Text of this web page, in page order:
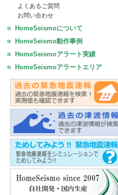
よくあるご質問
お問い合わせ
HomeSeismoについて
HomeSeismo動作事例
HomeSeismoアラート実績
HomeSeismoアラートエリア